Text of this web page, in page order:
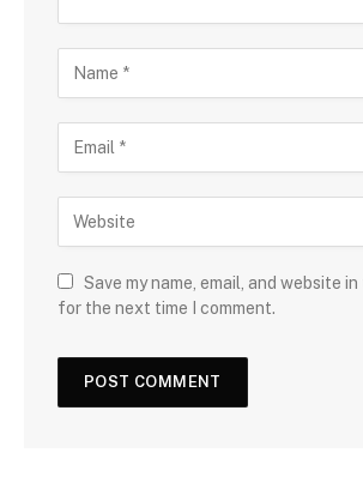
Save my name, email, and website
for the next time I comment.